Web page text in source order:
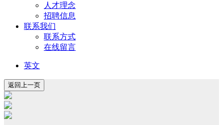
人才理念
招聘信息
联系我们
联系方式
在线留言
英文